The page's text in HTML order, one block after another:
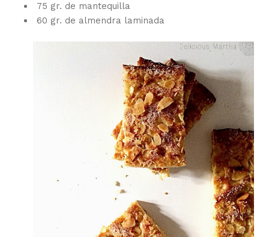
75 gr. de mantequilla
60 gr. de almendra laminada